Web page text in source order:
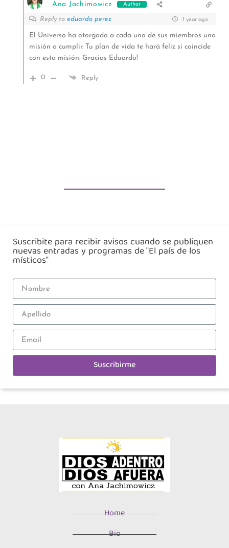
Ana Jachimowicz Author
Reply to eduardo perez 1 year ago
El Universo ha otorgado a cada uno de sus miembros una
misión a cumplir. Tu plan de vida te hará feliz si coincide
con esta misión. Gracias Eduardo!
0 Reply
Suscribite para recibir avisos cuando se publiquen
nuevas entradas y programas de "El país de los
místicos"
Suscribirme
Home
Bio